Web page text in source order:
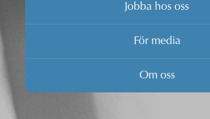
Jobba hos oss
För media
Om oss